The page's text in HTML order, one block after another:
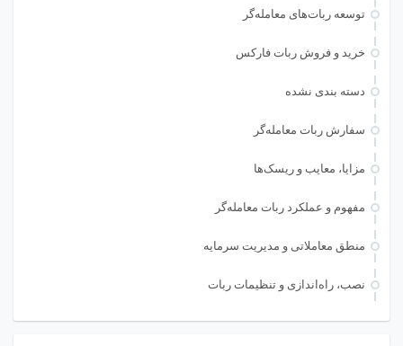
توسعه ربات‌های معامله‌گر
خرید و فروش ربات فارکس
دسته بندی نشده
سفارش ربات معامله‌گر
مزایا، معایب و ریسک‌ها
مفهوم و عملکرد ربات معامله‌گر
منطق معاملاتی و مدیریت سرمایه
نصب، راه‌اندازی و تنظیمات ربات